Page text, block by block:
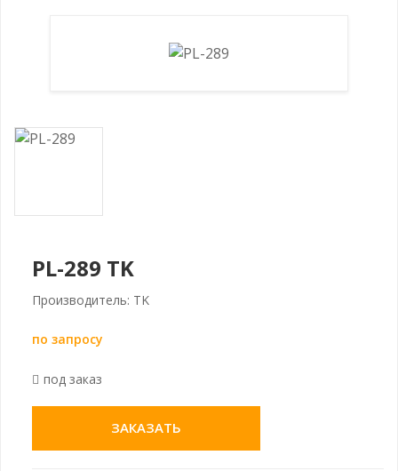
PL-289 TK
Производитель: TK
по запросу
под заказ
ЗАКАЗАТЬ